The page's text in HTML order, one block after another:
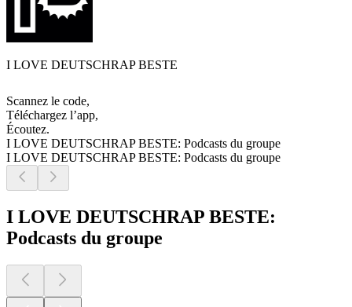
I LOVE DEUTSCHRAP BESTE
Scannez le code,
Téléchargez l’app,
Écoutez.
I LOVE DEUTSCHRAP BESTE: Podcasts du groupe
I LOVE DEUTSCHRAP BESTE: Podcasts du groupe
I LOVE DEUTSCHRAP BESTE:
Podcasts du groupe